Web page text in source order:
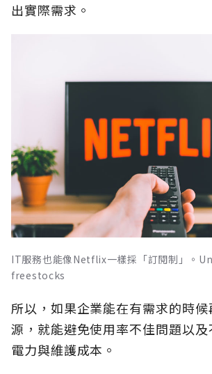
出實際需求。
IT服務也能像Netflix一樣採「訂閱制」。
freestocks
所以，如果企業能在有需求的時
源，就能避免使用率不佳問題以及
電力與維護成本。